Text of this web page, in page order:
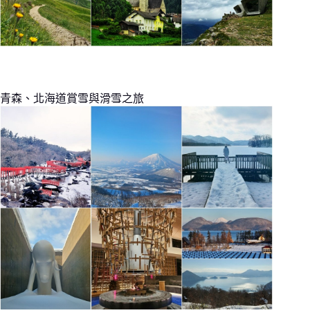
青森、北海道賞雪與滑雪之旅